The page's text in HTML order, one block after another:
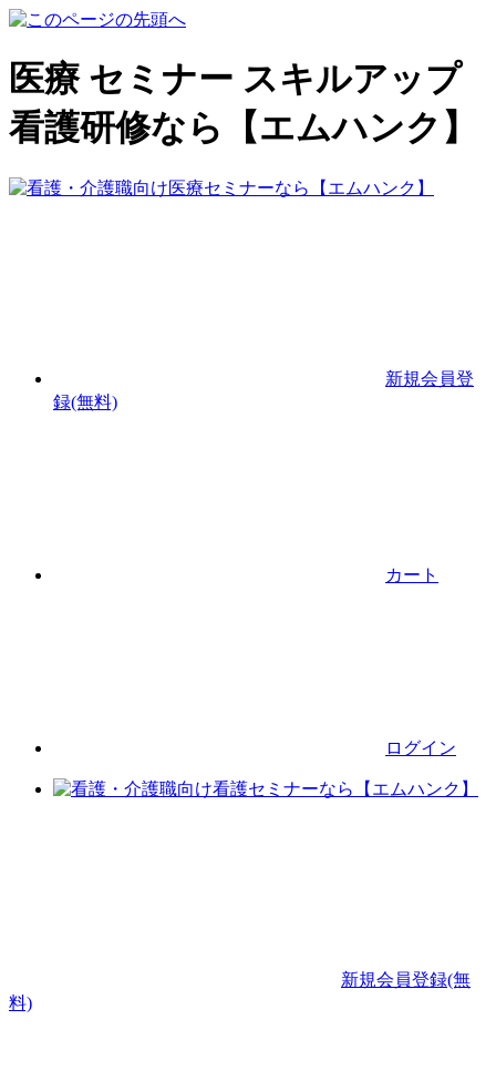
医療 セミナー スキルアップ
看護研修なら【エムハンク】
新規会員登
録(無料)
カート
ログイン
新規会員登録(無
料)